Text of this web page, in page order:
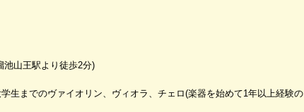
池山王駅より徒歩2分)
生までのヴァイオリン、ヴィオラ、チェロ(楽器を始めて1年以上経験の